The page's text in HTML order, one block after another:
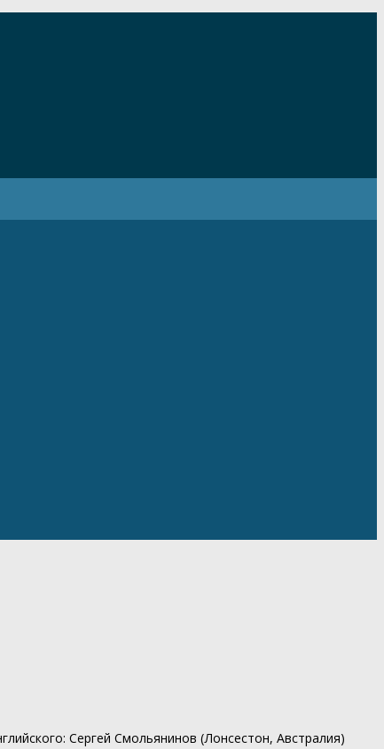
Сергей Смольянинов (Лонсестон, Австралия)